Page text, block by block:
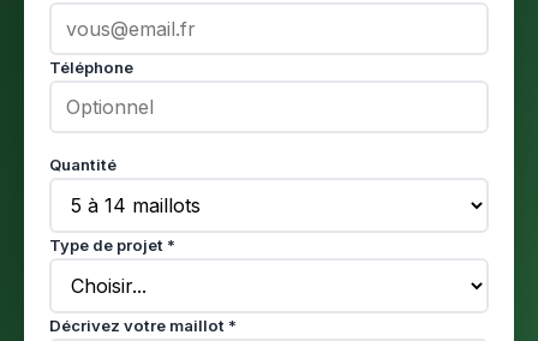
Téléphone
Quantité
Type de projet *
Décrivez votre maillot *